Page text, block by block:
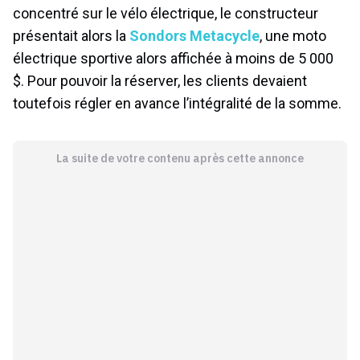
concentré sur le vélo électrique, le constructeur
présentait alors la Sondors Metacycle, une moto
électrique sportive alors affichée à moins de 5 000
$. Pour pouvoir la réserver, les clients devaient
toutefois régler en avance l’intégralité de la somme.
La suite de votre contenu après cette annonce